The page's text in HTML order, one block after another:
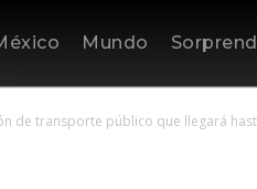
Mundo
de transporte público que llegará